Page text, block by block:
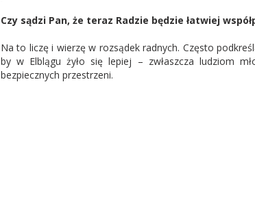
Czy sądzi Pan, że teraz Radzie będzie łatwiej
Na to liczę i wierzę w rozsądek radnych. Często
by w Elblągu żyło się lepiej – zwłaszcza ludziom
bezpiecznych przestrzeni.